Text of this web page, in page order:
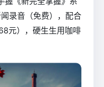
录音（免费），配合
元），硬生生用咖啡